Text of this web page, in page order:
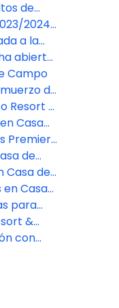
de
2024
a la
de lujo
abierto
Campo
de
Resort &
de
Casa
Premier
Resort
de
Casa de
Casa
para
&
con